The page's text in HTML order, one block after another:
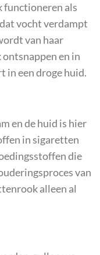
functioneren als
vocht verdampt
van haar
en in
in een droge huid.
en de huid is hier
in sigaretten
die
van
alleen al